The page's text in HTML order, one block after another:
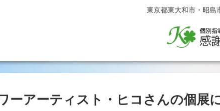
東京都東大和市・昭島
ーアーティスト・ヒコさんの個展